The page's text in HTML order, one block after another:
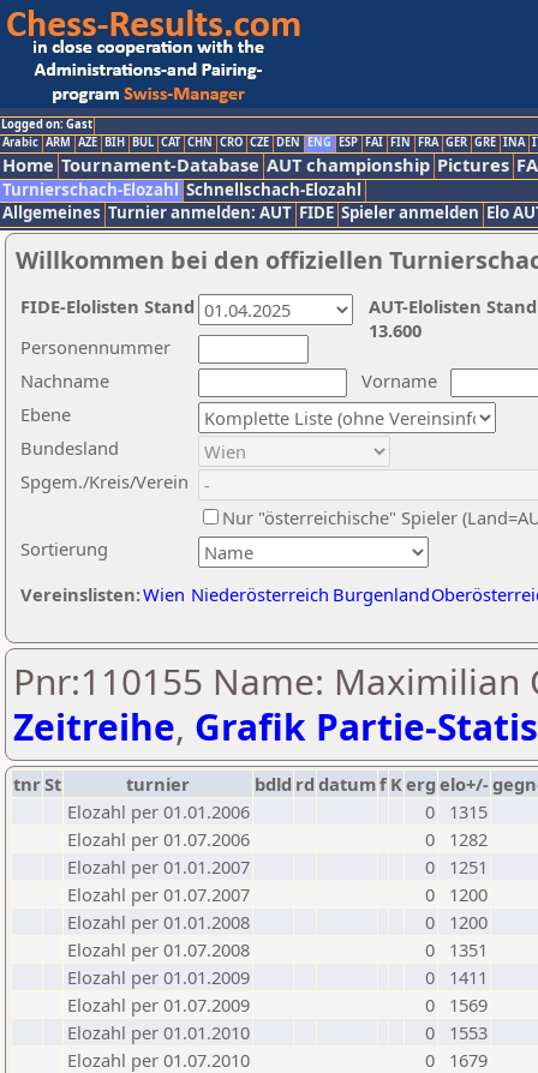
Logged on: Gast
Arabic ARM AZE BIH BUL CAT CHN CRO CZE DEN ENG ESP FAI FIN FRA GER GRE INA
Home Tournament-Database AUT championship Pictures
Turnierschach-Elozahl Schnellschach-Elozahl
Allgemeines Turnier anmelden: AUT FIDE Spieler anmelden Elo
Willkommen bei den offiziellen
Nachname
Vorname
Ebene
Sortierung
Personennummer
Bundesland
Spgem./Kreis/Verein
Nur "österreichische" Spieler
Vereinslisten:Wien Niederösterreich Burgenland
AUT-Elolisten
13.600
FIDE-Elolisten Stand
Pnr:110155 Name: Maximilian
Zeitreihe, Grafik Partie-
tnrSt turnier bdld rd datumf Kerg elo+/-
Elozahl per 01.01.2006
0
1315
Elozahl per 01.07.2006
0
1282
Elozahl per 01.01.2007
0
1251
Elozahl per 01.07.2007
0
1200
Elozahl per 01.01.2008
0
1200
Elozahl per 01.07.2008
0
1351
Elozahl per 01.01.2009
0
1411
Elozahl per 01.07.2009
0
1569
Elozahl per 01.01.2010
0
1553
Elozahl per 01.07.2010
0
1679